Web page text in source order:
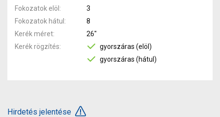
Fokozatok elöl
3
Fokozatok hátul
8
Kerék méret
26"
Kerék rögzítés
gyorszáras (elöl)
gyorszáras (hátul)
Hirdetés jelentése